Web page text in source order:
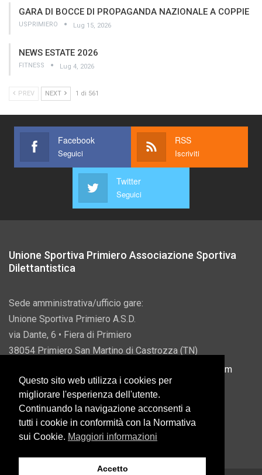
GARA DI BOCCE DI PROPAGANDA NAZIONALE A COPPIE
USPRIMIERO Lug 15, 2026
NEWS ESTATE 2026
FITNESS Lug 4, 2026
PREV NEXT 1 di 561
Facebook
Seguici
RSS
Iscriviti
Twitter
Seguici
Unione Sportiva Primiero Associazione Sportiva
Dilettantistica
Sede amministrativa/ufficio gare:
Unione Sportiva Primiero A.S.D.
via Dante, 6 • Fiera di Primiero
38054 Primiero San Martino di Castrozza (TN)
info@usprimiero.com
Vantaggi da Pubblica Amministrazione
Questo sito web utilizza i cookies per
migliorare l'esperienza dell'utente.
Continuando la navigazione acconsenti a
tutti i cookie in conformità con la Normativa
sui Cookie. Maggiori informazioni
Accetto